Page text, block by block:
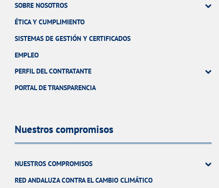
SOBRE NOSOTROS
ÉTICA Y CUMPLIMIENTO
SISTEMAS DE GESTIÓN Y CERTIFICADOS
EMPLEO
PERFIL DEL CONTRATANTE
PORTAL DE TRANSPARENCIA
Nuestros compromisos
NUESTROS COMPROMISOS
RED ANDALUZA CONTRA EL CAMBIO CLIMÁTICO